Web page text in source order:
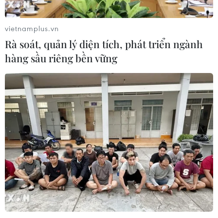
Hà Nội mở thêm trường mới, tuyển
bổ sung 540 chỉ tiêu lớp 10 công lập
10/08/2026 13:11
Từ năm 2027, đưa vào vận hành Nền
tảng quản lý cấp cứu ngoại viện toàn
quốc
10/08/2026 13:10
Thành lập Ủy ban quốc gia về an
ninh hàng không và tạo thuận lợi
hàng không
10/08/2026 12:58
vietnamplus.vn
Rà soát, quản lý diện tích, phát triển ngành
hàng sầu riêng bền vững